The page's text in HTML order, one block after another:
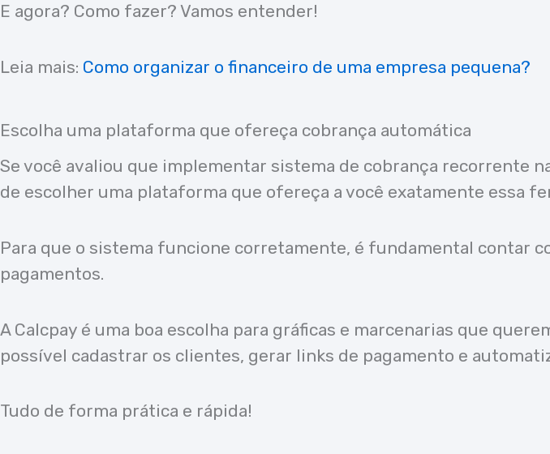
E agora? Como fazer? Vamos entender!
Leia mais: Como organizar o financeiro de uma empresa pequena?
Escolha uma plataforma que ofereça cobrança automática
Se você avaliou que implementar sistema de cobrança recorrente
de escolher uma plataforma que ofereça a você exatamente essa
Para que o sistema funcione corretamente, é fundamental contar
pagamentos.
A Calcpay é uma boa escolha para gráficas e marcenarias que
possível cadastrar os clientes, gerar links de pagamento e
Tudo de forma prática e rápida!